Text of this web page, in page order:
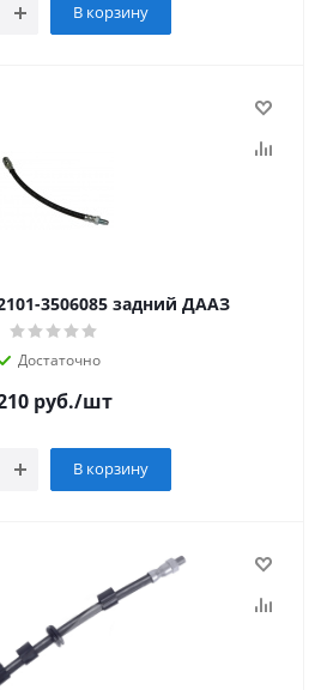
В корзину
3506085 задний ДААЗ
Достаточно
руб./шт
В корзину